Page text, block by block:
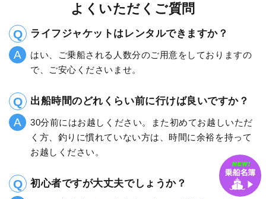
よくいただくご質問
ライフジャケットはレンタルできますか？
はい、ご乗船される人数分のご用意をしておりますの
で、ご安心くださいませ。
出船時間のどれくらい前に行けば良いですか？
30分前にはお越しください。また初めてお越しいただ
く方、釣りに慣れていない方は、時間に余裕を持って
お越しください。
初心者ですが大丈夫でしょうか？